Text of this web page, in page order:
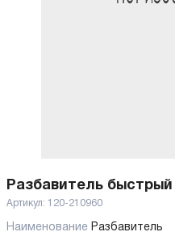
Разбавитель
Артикул: 120-210960
Наименование Разбавитель